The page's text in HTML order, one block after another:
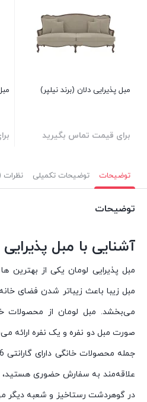
مبل پذیرایی دلان (برند نیلپر)
برای قیمت تماس بگیرید
توضیحات توضیحات تکمیلی نظرات
توضیحات
آشنایی با مبل
مبل پذیرایی لومان یکی از بهترین
مبل زیبا باعث زیباتر شدن فضای
می‌بخشد. مبل لومان از محصولات
صورت مبل دو نفره و یک نفره ارائه
علاقه‌مند به سفارش حضوری هستید،
در گوهردشت رستاخیز و شعبه دیگر